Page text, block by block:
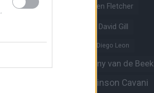
Crystal Palace Darren Fletcher
David Gill
Dean Henderson Diego Leon
Donny van de Beek
Edinson Cavani